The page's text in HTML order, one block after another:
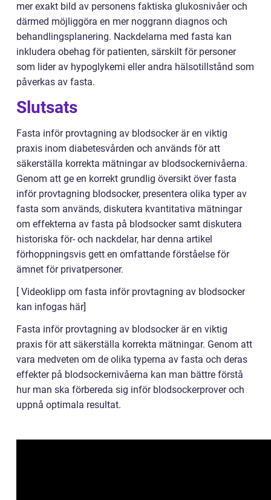
mer exakt bild av personens faktiska glukosnivåer och
därmed möjliggöra en mer noggrann diagnos och
behandlingsplanering. Nackdelarna med fasta kan
inkludera obehag för patienten, särskilt för personer
som lider av hypoglykemi eller andra hälsotillstånd som
påverkas av fasta.
Slutsats
Fasta inför provtagning av blodsocker är en viktig
praxis inom diabetesvården och används för att
säkerställa korrekta mätningar av blodsockernivåerna.
Genom att ge en korrekt grundlig översikt över fasta
inför provtagning blodsocker, presentera olika typer av
fasta som används, diskutera kvantitativa mätningar
om effekterna av fasta på blodsocker samt diskutera
historiska för- och nackdelar, har denna artikel
förhoppningsvis gett en omfattande förståelse för
ämnet för privatpersoner.
[ Videoklipp om fasta inför provtagning av blodsocker
kan infogas här]
Fasta inför provtagning av blodsocker är en viktig
praxis för att säkerställa korrekta mätningar. Genom att
vara medveten om de olika typerna av fasta och deras
effekter på blodsockernivåerna kan man bättre förstå
hur man ska förbereda sig inför blodsockerprover och
uppnå optimala resultat.